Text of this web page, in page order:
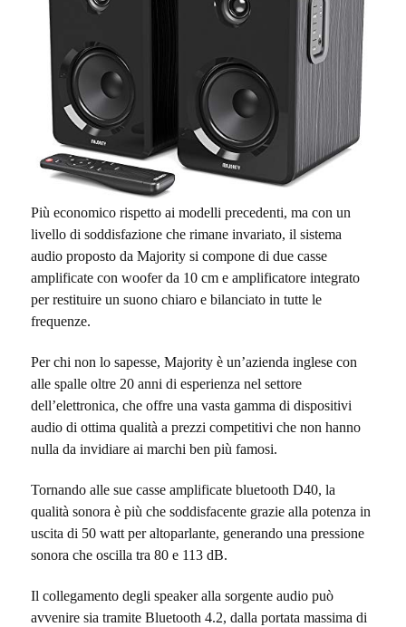
Più economico rispetto ai modelli precedenti, ma con un
livello di soddisfazione che rimane invariato, il sistema
audio proposto da Majority si compone di due casse
amplificate con woofer da 10 cm e amplificatore integrato
per restituire un suono chiaro e bilanciato in tutte le
frequenze.
Per chi non lo sapesse, Majority è un’azienda inglese con
alle spalle oltre 20 anni di esperienza nel settore
dell’elettronica, che offre una vasta gamma di dispositivi
audio di ottima qualità a prezzi competitivi che non hanno
nulla da invidiare ai marchi ben più famosi.
Tornando alle sue casse amplificate bluetooth D40, la
qualità sonora è più che soddisfacente grazie alla potenza in
uscita di 50 watt per altoparlante, generando una pressione
sonora che oscilla tra 80 e 113 dB.
Il collegamento degli speaker alla sorgente audio può
avvenire sia tramite Bluetooth 4.2, dalla portata massima di